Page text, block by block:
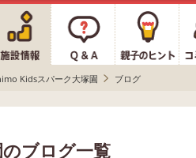
Kidsスパーク大塚園 ブログ
ブログ一覧